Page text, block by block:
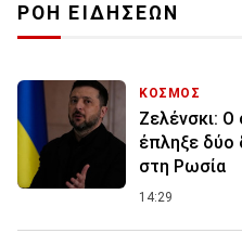
ΡΟΗ ΕΙΔΗΣΕΩΝ
ΚΟΣΜΟΣ
Ζελένσκι:
έπληξε δύο
στη Ρωσία
14:29